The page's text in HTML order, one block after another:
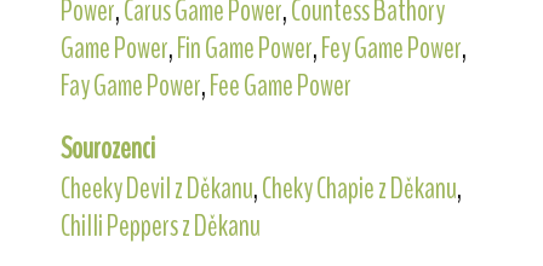
Power,Carus Game Power,Countess Bathory
Game Power,Fin Game Power,Fey Game Power,
Fay Game Power,Fee Game Power
Sourozenci
Cheeky Devil z Děkanu,Cheky Chapie z Děkanu,
Chilli Peppers z Děkanu